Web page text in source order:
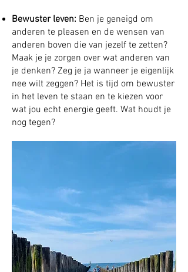
Bewuster leven: Ben je geneigd om
anderen te pleasen en de wensen van
anderen boven die van jezelf te zetten?
Maak je je zorgen over wat anderen van
je denken? Zeg je ja wanneer je eigenlijk
nee wilt zeggen? Het is tijd om bewuster
in het leven te staan en te kiezen voor
wat jou echt energie geeft. Wat houdt je
nog tegen?